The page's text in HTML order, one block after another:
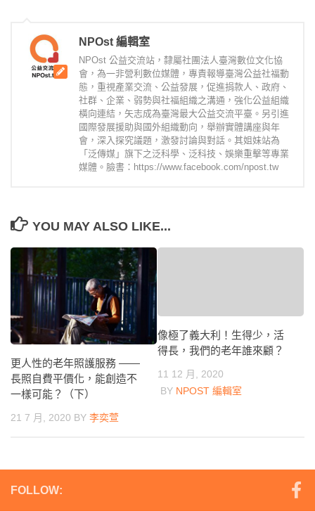
NPOst 編輯室
NPOst 公益交流站，隸屬社團法人臺灣數位文化協
會，為一非營利數位媒體，專責報導臺灣公益社福動
態，重視產業交流、公益發展，促進捐款人、政府、
社群、企業、弱勢與社福組織之溝通，強化公益組織
橫向連結，矢志成為臺灣最大公益交流平臺。另引進
國際發展援助與國外組織動向，舉辦實體講座與年
會，深入探究議題，激發討論與對話。其姐妹站為
「泛傳媒」旗下之泛科學、泛科技、娛樂重擊等專業
媒體。臉書：https://www.facebook.com/npost.tw
YOU MAY ALSO LIKE...
更人性的老年照護服務 ——
長照自費平價化，能創造不
一樣可能？（下）
21 7 月, 2020 BY 李奕萱
像極了義大利！生得少，活
得長，我們的老年誰來顧？
11 12 月, 2020
BY NPOST 編輯室
FOLLOW: